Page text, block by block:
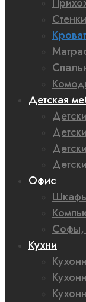
Стенки
Детская
Офис
Софы,
Кухни